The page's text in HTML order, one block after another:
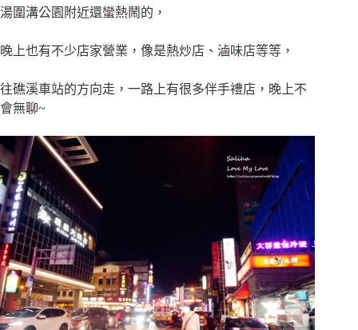
湯圍溝公園附近還蠻熱鬧的，
晚上也有不少店家營業，像是熱炒店、滷味店等等，
往礁溪車站的方向走，一路上有很多伴手禮店，晚上不
會無聊~